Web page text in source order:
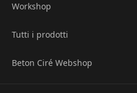
Workshop
Tutti i prodotti
Beton Ciré Webshop